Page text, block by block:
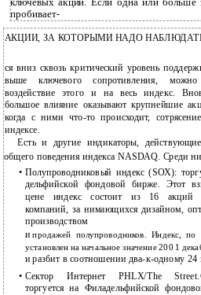
ключевых акций. Если одна или больше
пробивает-
АКЦИИ, ЗА КОТОРЫМИ НАДО
ся вниз сквозь критический уровень
выше ключевого сопротивления, можно
воздействие этого и на весь индекс.
большое влияние оказывают крупнейшие
когда с ними что-то происходит,
индексе.
Есть и другие индикаторы,
общего поведения индекса NASDAQ. Среди
• Полупроводниковый индекс (SOX):
дельфийской фондовой бирже. Этот
цене индекс состоит из 16 акций
компаний, за нимающихся дизайном,
производством
и продажей полупроводников. Индекс,
установлен на начальное значение 200 1
и разбит в соотношениидва-к-одному 24
• Сектор Интернет PHLX/The
торгуется на Филадельфийской